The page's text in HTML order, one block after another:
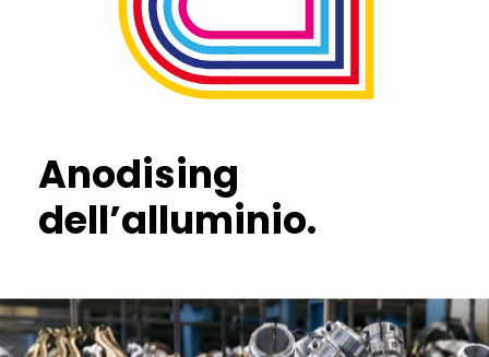
Anodising
dell’alluminio.